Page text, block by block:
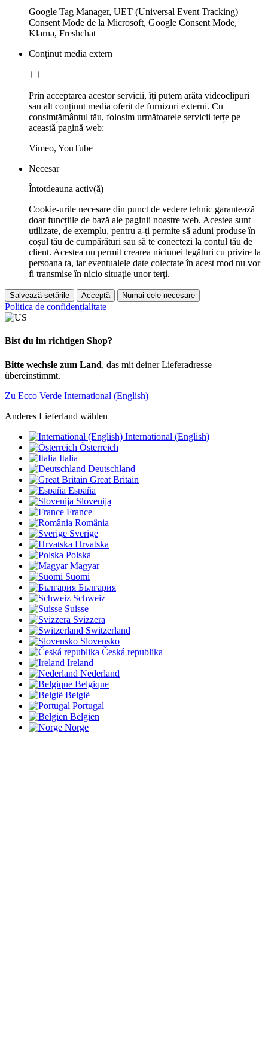
Google Tag Manager, UET (Universal Event Tracking)
Consent Mode de la Microsoft, Google Consent Mode,
Klarna, Freshchat
Conținut media extern
Prin acceptarea acestor servicii, îți putem arăta videoclipuri
sau alt conținut media oferit de furnizori externi. Cu
consimțământul tău, folosim următoarele servicii terțe pe
această pagină web:
Vimeo, YouTube
Necesar
Întotdeauna activ(ă)
Cookie-urile necesare din punct de vedere tehnic garantează
doar funcțiile de bază ale paginii noastre web. Acestea sunt
utilizate, de exemplu, pentru a-ți permite să aduni produse în
coșul tău de cumpărături sau să te conectezi la contul tău de
client. Acestea nu permit crearea niciunei legături cu privire la
persoana ta, iar eventualele date colectate în acest mod nu vor
fi transmise în nicio situaţie unor terţi.
Salvează setările Acceptă Numai cele necesare
Politica de confidențialitate
Bist du im richtigen Shop?
Bitte wechsle zum Land, das mit deiner Lieferadresse
übereinstimmt.
Zu Ecco Verde International (English)
Anderes Lieferland wählen
International (English)
Österreich
Italia
Deutschland
Great Britain
España
Slovenija
France
România
Sverige
Hrvatska
Polska
Magyar
Suomi
България
Schweiz
Suisse
Svizzera
Switzerland
Slovensko
Česká republika
Ireland
Nederland
Belgique
België
Portugal
Belgien
Norge